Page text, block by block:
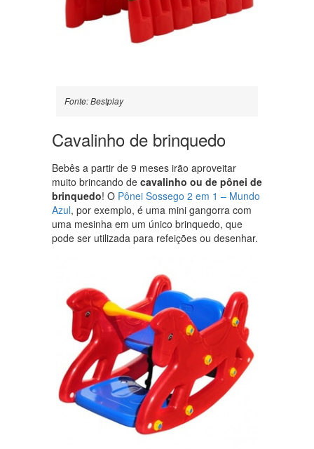
Fonte: Bestplay
Cavalinho de brinquedo
Bebês a partir de 9 meses irão aproveitar
muito brincando de cavalinho ou de pônei de
brinquedo! O Pônei Sossego 2 em 1 – Mundo
Azul, por exemplo, é uma mini gangorra com
uma mesinha em um único brinquedo, que
pode ser utilizada para refeições ou desenhar.